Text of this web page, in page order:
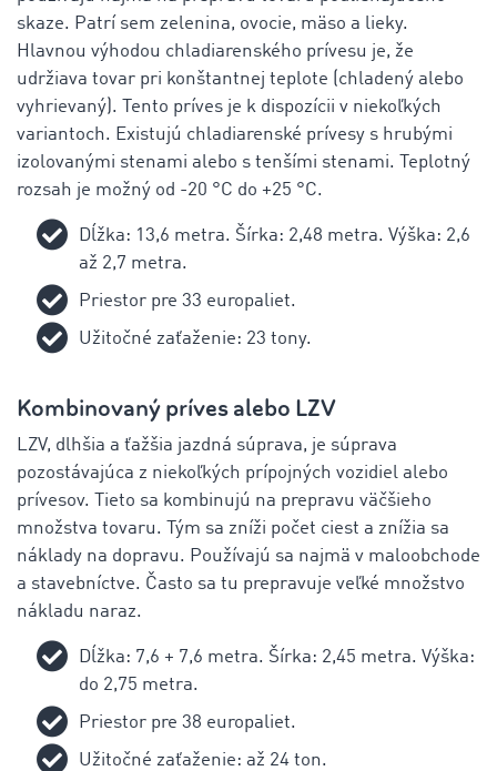
skaze. Patrí sem zelenina, ovocie, mäso a lieky.
Hlavnou výhodou chladiarenského prívesu je, že
udržiava tovar pri konštantnej teplote (chladený alebo
vyhrievaný). Tento príves je k dispozícii v niekoľkých
variantoch. Existujú chladiarenské prívesy s hrubými
izolovanými stenami alebo s tenšími stenami. Teplotný
rozsah je možný od -20 °C do +25 °C.
Dĺžka: 13,6 metra. Šírka: 2,48 metra. Výška: 2,6
až 2,7 metra.
Priestor pre 33 europaliet.
Užitočné zaťaženie: 23 tony.
Kombinovaný príves alebo LZV
LZV, dlhšia a ťažšia jazdná súprava, je súprava
pozostávajúca z niekoľkých prípojných vozidiel alebo
prívesov. Tieto sa kombinujú na prepravu väčšieho
množstva tovaru. Tým sa zníži počet ciest a znížia sa
náklady na dopravu. Používajú sa najmä v maloobchode
a stavebníctve. Často sa tu prepravuje veľké množstvo
nákladu naraz.
Dĺžka: 7,6 + 7,6 metra. Šírka: 2,45 metra. Výška:
do 2,75 metra.
Priestor pre 38 europaliet.
Užitočné zaťaženie: až 24 ton.